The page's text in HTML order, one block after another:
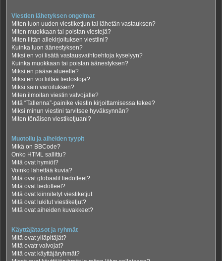
Viestien lähetyksen ongelmat
Miten luon uuden viestiketjun tai lähetän vastauksen?
Miten muokkaan tai poistan viestejä?
Miten liitän allekirjoituksen viestiini?
Kuinka luon äänestyksen?
Miksi en voi lisätä vastausvaihtoehtoja kyselyyn?
Kuinka muokkaan tai poistan äänestyksen?
Miksi en pääse alueelle?
Miksi en voi liittää tiedostoja?
Miksi sain varoituksen?
Miten ilmoitan viestin valvojalle?
Mitä “Tallenna”-painike viestin kirjoittamisessa tekee?
Miksi minun viestini tarvitsee hyväksynnän?
Miten tönäisen viestiketjuani?
Muotoilu ja aiheiden tyypit
Mikä on BBCode?
Onko HTML sallittu?
Mitä ovat hymiöt?
Voinko lähettää kuvia?
Mitä ovat globaalit tiedotteet?
Mitä ovat tiedotteet?
Mitä ovat kiinnitetyt viestiketjut
Mitä ovat lukitut viestiketjut?
Mitä ovat aiheiden kuvakkeet?
Käyttäjätasot ja ryhmät
Mitä ovat ylläpitäjät?
Mitä ovatr valvojat?
Mitä ovat käyttäjäryhmät?